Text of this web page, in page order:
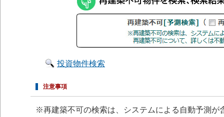
投資物件検索
注意事項
※再建築不可の検索は、システムによる自動予測が